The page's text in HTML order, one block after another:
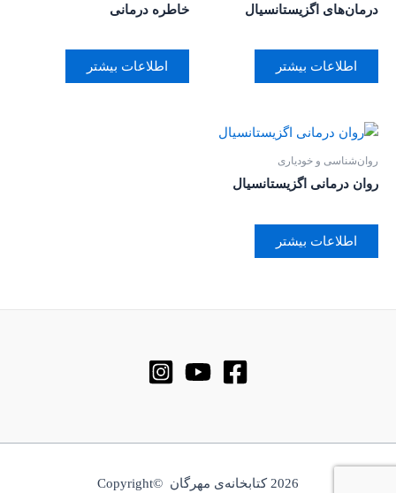
درمان‌های اگزیستانسیال
اطلاعات بیشتر
خاطره درمانی
اطلاعات بیشتر
روان‌‌شناسی و خودیاری
روان درمانی اگزیستانسیال
اطلاعات بیشتر
2026 کتابخانه‌ی مهرگان ©Copyright